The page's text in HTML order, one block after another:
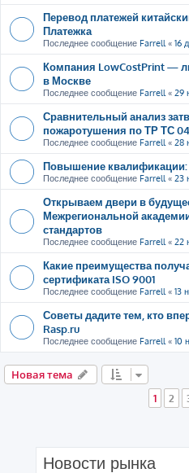
Перевод платежей
Платежка
Последнее сообщение Farrell« 16
Компания LowCostPrint —
в Москве
Последнее сообщение Farrell« 29
Сравнительный анализ
пожаротушения по ТР ТС
Последнее сообщение Farrell« 28
Повышение квалификации:
Последнее сообщение Farrell« 23
Открываем двери в
Межрегиональной
стандартов
Последнее сообщение Farrell« 22
Какие преимущества
сертификата ISO 9001
Последнее сообщение Farrell« 13
Советы дадите тем, кто
Rasp.ru
Последнее сообщение Farrell« 10
Новая тема
1
2
Новости рынка